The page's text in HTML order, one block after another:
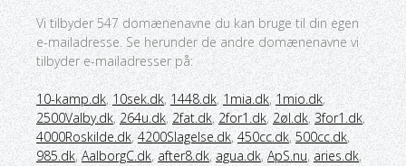
Vi tilbyder 547 domænenavne du kan bruge til din egen
e-mailadresse. Se herunder de andre domænenavne vi
tilbyder e-mailadresser på:
10-kamp.dk, 10sek.dk, 1448.dk, 1mia.dk, 1mio.dk,
2500Valby.dk, 264u.dk, 2fat.dk, 2for1.dk, 2øl.dk, 3for1.dk,
4000Roskilde.dk, 4200Slagelse.dk, 450cc.dk, 500cc.dk,
985.dk, AalborgC.dk, after8.dk, agua.dk, ApS.nu, aries.dk,